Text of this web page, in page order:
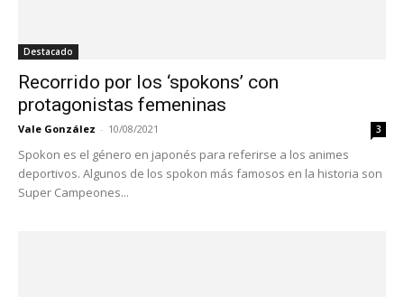
Destacado
Recorrido por los ‘spokons’ con
protagonistas femeninas
Vale González - 10/08/2021 3
Spokon es el género en japonés para referirse a los animes
deportivos. Algunos de los spokon más famosos en la historia son
Super Campeones...